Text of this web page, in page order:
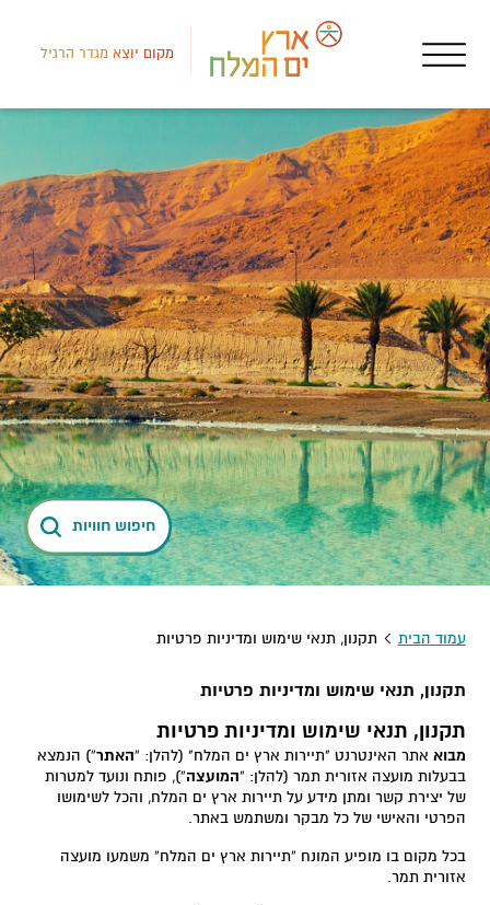
מקום יוצא מגדר הרגיל
חיפוש חוויות
עמוד הבית תקנון, תנאי שימוש ומדיניות פרטיות
תקנון, תנאי שימוש ומדיניות פרטיות
תקנון, תנאי שימוש ומדיניות פרטיות
מבוא אתר האינטרנט "תיירות ארץ ים המלח" (להלן: “האתר”) הנמצא
בבעלות מועצה אזורית תמר (להלן: “המועצה“), פותח ונועד למטרות
של יצירת קשר ומתן מידע על תיירות ארץ ים המלח, והכל לשימושו
הפרטי והאישי של כל מבקר ומשתמש באתר.
בכל מקום בו מופיע המונח ”תיירות ארץ ים המלח“ משמעו מועצה
אזורית תמר.